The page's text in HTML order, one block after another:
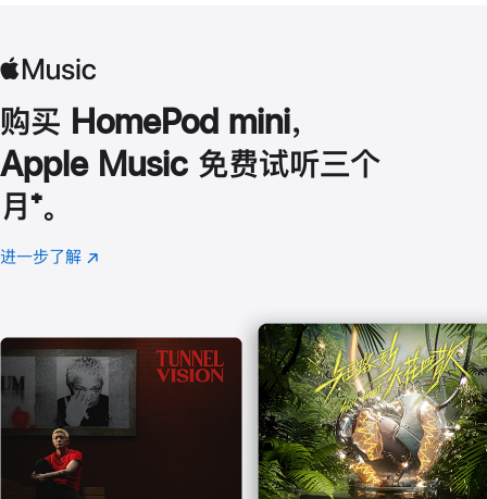
购买 HomePod mini，
Apple Music 免费试听三个
月 脚
注
⁺。
进一步了解 Apple
(在
口
中
打
开)